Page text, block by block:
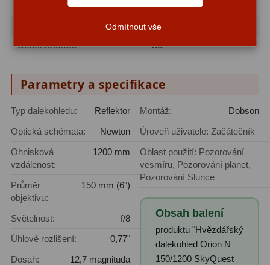
Montáže
Paralaktické EQ 19
Stativy a pilíře
Objímky
yes
no
Observatories
no
Parametry a specifikace
Typ dalekohledu:
Reflektor
Optická schémata:
Newton
Ohnisková
vzdálenost:
1200 mm
Průměr
objektivu:
150 mm (6″)
Světelnost:
f/8
Úhlové rozlišení:
0,77"
Dosah:
12,7 magnituda
Montáž:
Dobson
Úroveň uživatele: Začátečník
Oblast použití: Pozorování
vesmíru, Pozorování planet,
Pozorování Slunce
Obsah balení
produktu "Hvězdářský
dalekohled Orion N
150/1200 SkyQuest
Odmítnout vše